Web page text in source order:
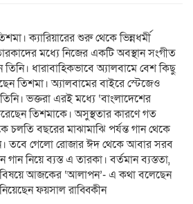
ক্যারিয়ারের শুরু থেকে ভিন্নধর্মী
মধ্যে নিজের একটি অবস্থান সংগীত
ধারাবাহিকভাবে অ্যালবামে বেশ কিছু
তিশমা। অ্যালবামের বাইরে স্টেজেও
ভক্তরা এরই মধ্যে ‘বাংলাদেশের
তিশমাকে। অসুস্থতার কারণে গত
চলতি বছরের মাঝামাঝি পর্যন্ত গান থেকে
তবে গেলো রোজার ঈদ থেকে আবার সরব
নিয়ে ব্যস্ত এ তারকা। বর্তমান ব্যস্ততা,
বিষয়ে আজকের ‘আলাপন’- এ কথা বলেছেন
ফয়সাল রাব্বিকীন